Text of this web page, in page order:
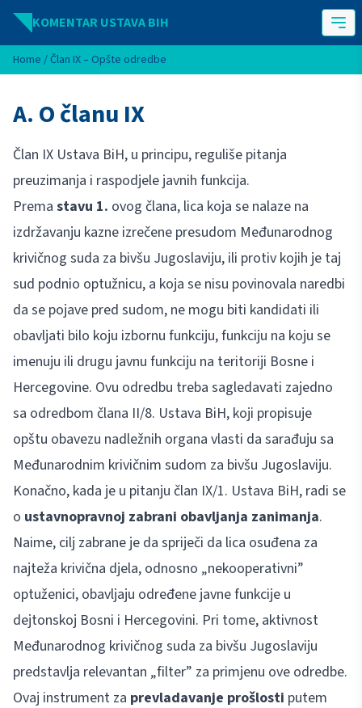
Idi na sadržaj
KOMENTAR USTAVA BIH
Home /Član IX – Opšte odredbe
A. O članu IX
Član IX Ustava BiH, u principu, reguliše pitanja
preuzimanja i raspodjele javnih funkcija.
Prema stavu 1. ovog člana, lica koja se nalaze na
izdržavanju kazne izrečene presudom Međunarodnog
krivičnog suda za bivšu Jugoslaviju, ili protiv kojih je taj
sud podnio optužnicu, a koja se nisu povinovala naredbi
da se pojave pred sudom, ne mogu biti kandidati ili
obavljati bilo koju izbornu funkciju, funkciju na koju se
imenuju ili drugu javnu funkciju na teritoriji Bosne i
Hercegovine. Ovu odredbu treba sagledavati zajedno
sa odredbom člana II/8. Ustava BiH, koji propisuje
opštu obavezu nadležnih organa vlasti da sarađuju sa
Međunarodnim krivičnim sudom za bivšu Jugoslaviju.
Konačno, kada je u pitanju član IX/1. Ustava BiH, radi se
o ustavnopravnoj zabrani obavljanja zanimanja.
Naime, cilj zabrane je da spriječi da lica osuđena za
najteža krivična djela, odnosno „nekooperativni”
optuženici, obavljaju određene javne funkcije u
dejtonskoj Bosni i Hercegovini. Pri tome, aktivnost
Međunarodnog krivičnog suda za bivšu Jugoslaviju
predstavlja relevantan „filter” za primjenu ove odredbe.
Ovaj instrument za prevladavanje prošlosti putem